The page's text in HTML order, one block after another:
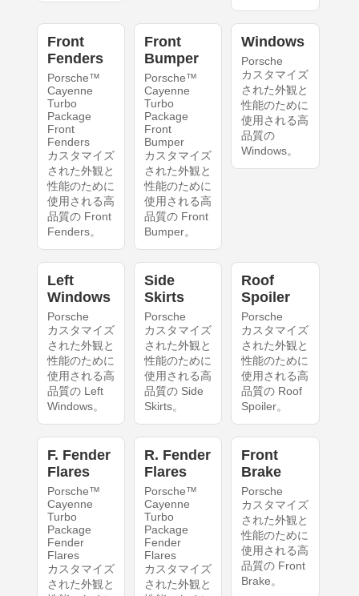
Front
Fenders
Porsche™
Cayenne
Turbo
Package
Front
Fenders
カスタマイズ
された外観と
性能のために
使用される高
品質の Front
Fenders。
Front
Bumper
Porsche™
Cayenne
Turbo
Package
Front
Bumper
カスタマイズ
された外観と
性能のために
使用される高
品質の Front
Bumper。
Windows
Porsche
カスタマイズ
された外観と
性能のために
使用される高
品質の
Windows。
Left
Windows
Porsche
カスタマイズ
された外観と
性能のために
使用される高
品質の Left
Windows。
Side
Skirts
Porsche
カスタマイズ
された外観と
性能のために
使用される高
品質の Side
Skirts。
Roof
Spoiler
Porsche
カスタマイズ
された外観と
性能のために
使用される高
品質の Roof
Spoiler。
F. Fender
Flares
Porsche™
Cayenne
Turbo
Package
Fender
Flares
カスタマイズ
された外観と
R. Fender
Flares
Porsche™
Cayenne
Turbo
Package
Fender
Flares
カスタマイズ
された外観と
Front
Brake
Porsche
カスタマイズ
された外観と
性能のために
使用される高
品質の Front
Brake。